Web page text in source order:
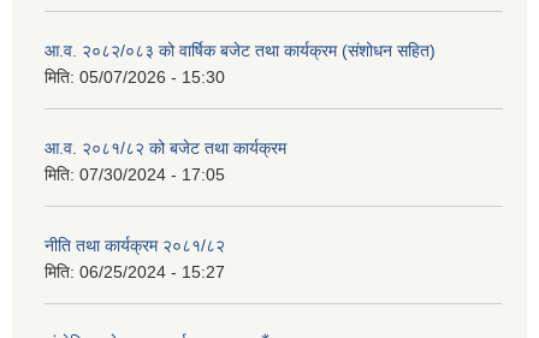
आ.व. २०८२/०८३ को वार्षिक बजेट तथा कार्यक्रम (संशोधन सहित)
मिति: 05/07/2026 - 15:30
आ.व. २०८१/८२ को बजेट तथा कार्यक्रम
मिति: 07/30/2024 - 17:05
नीति तथा कार्यक्रम २०८१/८२
मिति: 06/25/2024 - 15:27